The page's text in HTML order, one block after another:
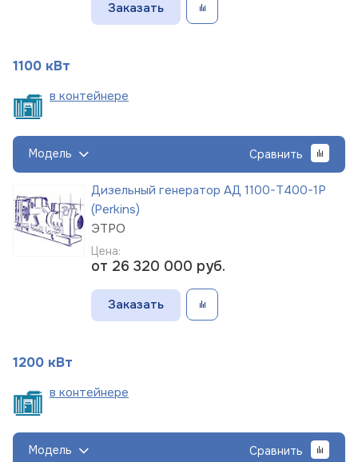
Заказать
1100 кВт
в контейнере
Модель Сравнить
Дизельный генератор АД 1100-Т400-1Р
(Perkins)
ЭТРО
Цена:
от 26 320 000 руб.
Заказать
1200 кВт
в контейнере
Модель Сравнить